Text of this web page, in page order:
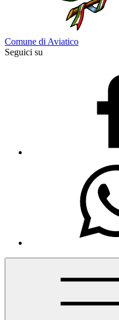
Comune di Aviatico
Seguici su